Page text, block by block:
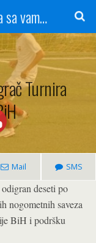
Radio Gradačac - 56 godina sa vama...
Turnira
Mail SMS
deseti po
nogometnih saveza
BiH i podršku